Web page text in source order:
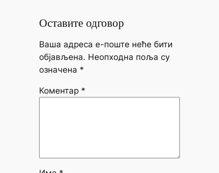
Оставите одговор
Ваша адреса е-поште неће бити
објављена. Неопходна поља су
означена *
Коментар *